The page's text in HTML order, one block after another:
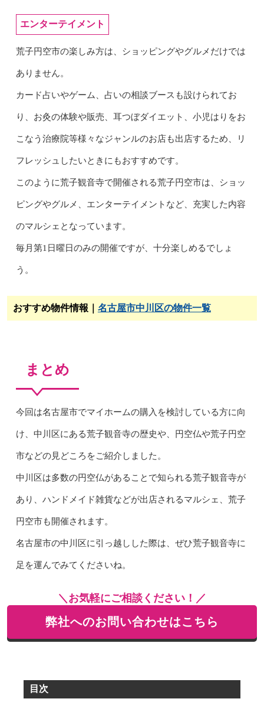
エンターテイメント
荒子円空市の楽しみ方は、ショッピングやグルメだけでは
ありません。
カード占いやゲーム、占いの相談ブースも設けられてお
り、お灸の体験や販売、耳つぼダイエット、小児はりをお
こなう治療院等様々なジャンルのお店も出店するため、リ
フレッシュしたいときにもおすすめです。
このように荒子観音寺で開催される荒子円空市は、ショッ
ピングやグルメ、エンターテイメントなど、充実した内容
のマルシェとなっています。
毎月第1日曜日のみの開催ですが、十分楽しめるでしょ
う。
おすすめ物件情報｜ 名古屋市中川区の物件一覧
まとめ
今回は名古屋市でマイホームの購入を検討している方に向
け、中川区にある荒子観音寺の歴史や、円空仏や荒子円空
市などの見どころをご紹介しました。
中川区は多数の円空仏があることで知られる荒子観音寺が
あり、ハンドメイド雑貨などが出店されるマルシェ、荒子
円空市も開催されます。
名古屋市の中川区に引っ越しした際は、ぜひ荒子観音寺に
足を運んでみてくださいね。
＼お気軽にご相談ください！／
弊社へのお問い合わせはこちら
目次